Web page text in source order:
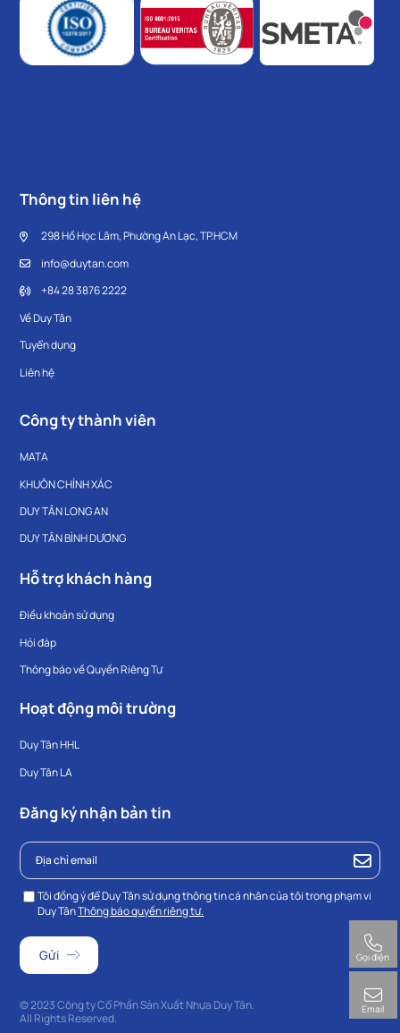
Thông tin liên hệ
298 Hồ Học Lãm, Phường An Lạc, TP.HCM
info@duytan.com
+84 28 3876 2222
Về Duy Tân
Tuyển dụng
Liên hệ
Công ty thành viên
MATA
KHUÔN CHÍNH XÁC
DUY TÂN LONG AN
DUY TÂN BÌNH DƯƠNG
Hỗ trợ khách hàng
Điều khoản sử dụng
Hỏi đáp
Thông báo về Quyền Riêng Tư
Hoạt động môi trường
Duy Tân HHL
Duy Tân LA
Đăng ký nhận bản tin
Tôi đồng ý để Duy Tân sử dụng thông tin cá nhân của tôi trong phạm vi
Duy TânThông báo quyền riêng tư.
© 2023 Công ty Cổ Phần Sản Xuất Nhựa Duy Tân.
All Rights Reserved.
Gọi điện
Email